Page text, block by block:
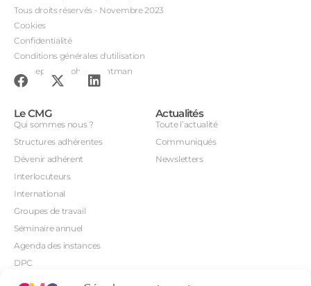
Tous droits réservés - Novembre 2023
Cookies
Confidentialité
Conditions générales d'utilisation
Conception : John Brightman
Le CMG
Qui sommes nous ?
Structures adhérentes
Dévenir adhérent
Interlocuteurs
International
Groupes de travail
Séminaire annuel
Agenda des instances
DPC
Actualités
Toute l’actualité
Communiqués
Newsletters